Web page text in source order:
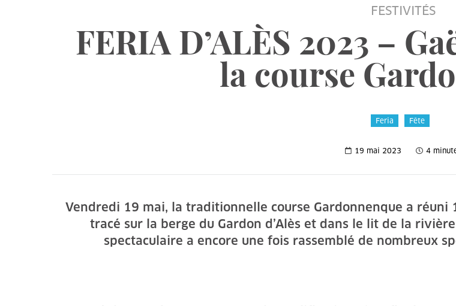
Contact
FESTIVITÉS
FERIA D’ALÈS 2023 –
la course
Feria Fête
19 mai 2023 4
Vendredi 19 mai, la traditionnelle course Gardonnenque a
tracé sur la berge du Gardon d’Alès et dans le lit de la
spectaculaire a encore une fois rassemblé de nombreux